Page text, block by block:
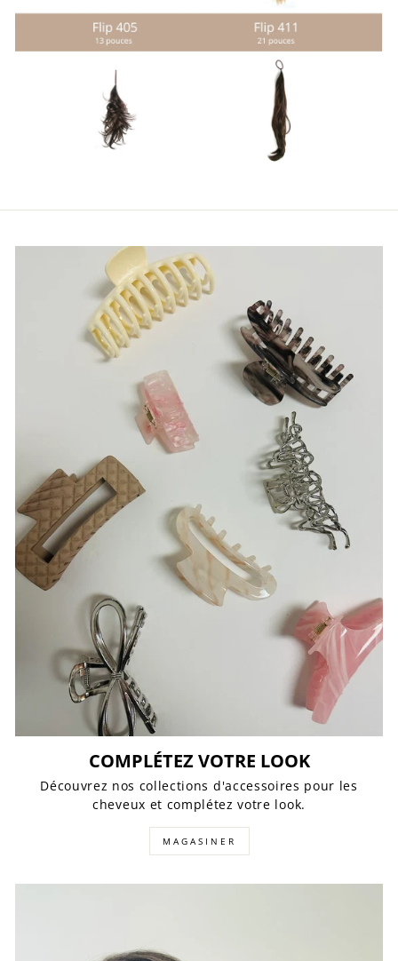
COMPLÉTEZ VOTRE LOOK
Découvrez nos collections d'accessoires pour les
cheveux et complétez votre look.
MAGASINER